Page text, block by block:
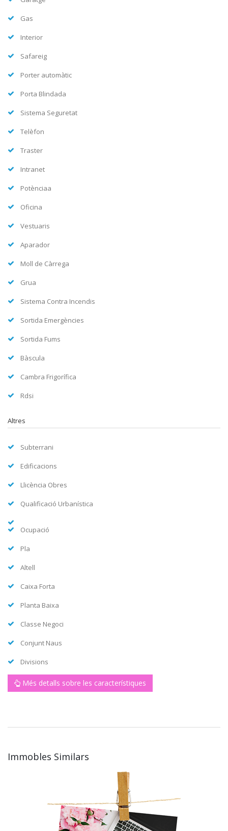
Gas
Interior
Safareig
Porter automàtic
Porta Blindada
Sistema Seguretat
Telèfon
Traster
Intranet
Potènciaa
Oficina
Vestuaris
Aparador
Moll de Càrrega
Grua
Sistema Contra Incendis
Sortida Emergències
Sortida Fums
Bàscula
Cambra Frigorífica
Rdsi
Altres
Subterrani
Edificacions
Llicència Obres
Qualificació Urbanística
Ocupació
Pla
Altell
Caixa Forta
Planta Baixa
Classe Negoci
Conjunt Naus
Divisions
Més detalls sobre les característiques
Immobles Similars